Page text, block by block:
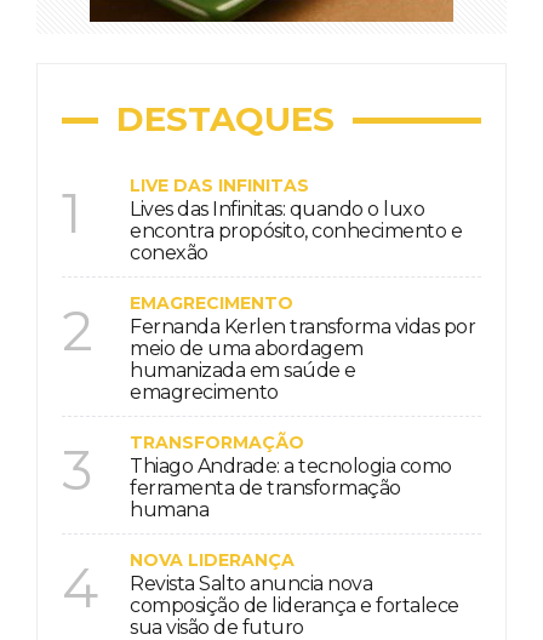
DESTAQUES
1 LIVE DAS INFINITAS
Lives das Infinitas: quando o luxo
encontra propósito, conhecimento e
conexão
2 EMAGRECIMENTO
Fernanda Kerlen transforma vidas por
meio de uma abordagem
humanizada em saúde e
emagrecimento
3 TRANSFORMAÇÃO
Thiago Andrade: a tecnologia como
ferramenta de transformação
humana
4 NOVA LIDERANÇA
Revista Salto anuncia nova
composição de liderança e fortalece
sua visão de futuro